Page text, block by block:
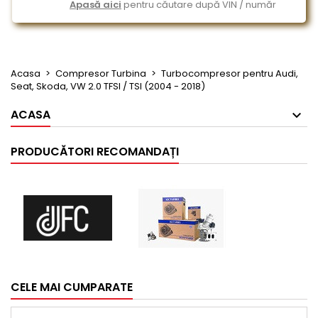
Apasă aici pentru căutare după VIN / număr
Acasa Compresor Turbina
Turbocompresor pentru Audi,
Seat, Skoda, VW 2.0 TFSI / TSI (2004 - 2018)
ACASA
PRODUCĂTORI RECOMANDAȚI
CELE MAI CUMPARATE